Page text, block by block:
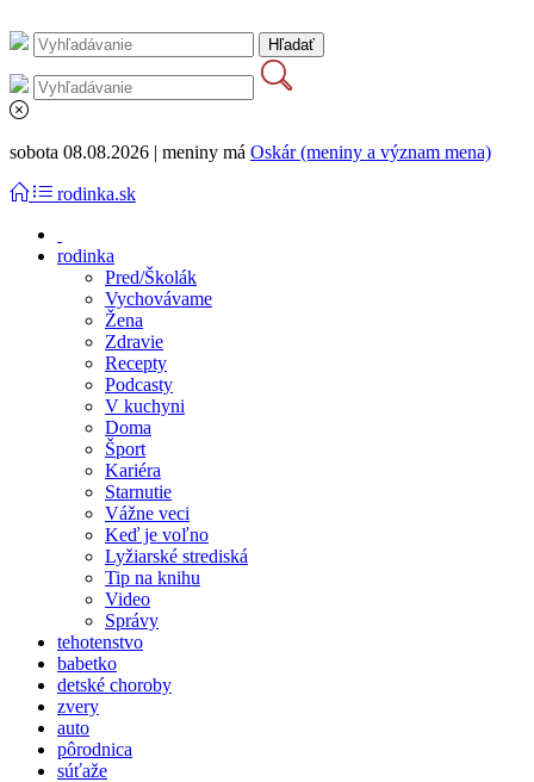
sobota 08.08.2026 | meniny má Oskár (meniny a význam mena)
rodinka.sk
rodinka
Pred/Školák
Vychovávame
Žena
Zdravie
Recepty
Podcasty
V kuchyni
Doma
Šport
Kariéra
Starnutie
Vážne veci
Keď je voľno
Lyžiarské strediská
Tip na knihu
Video
Správy
tehotenstvo
babetko
detské choroby
zvery
auto
pôrodnica
súťaže